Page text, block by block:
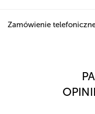
Zamówienie